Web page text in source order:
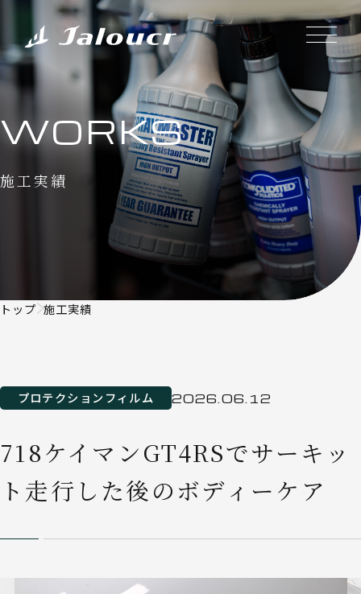
WORKS
施工実績
トップ 施工実績
プロテクションフィルム 2026.06.12
718ケイマンGT4RSでサーキッ
ト走行した後のボディーケア